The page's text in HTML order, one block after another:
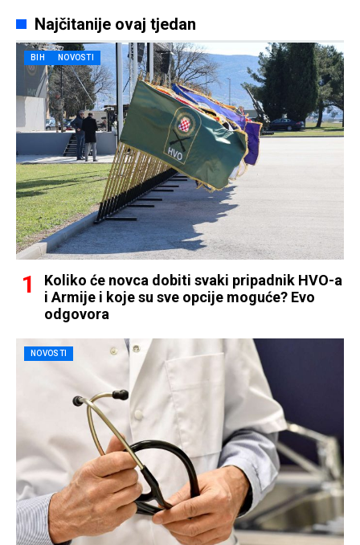
Najčitanije ovaj tjedan
BIH NOVOSTI
Koliko će novca dobiti svaki pripadnik HVO-a
i Armije i koje su sve opcije moguće? Evo
odgovora
NOVOSTI